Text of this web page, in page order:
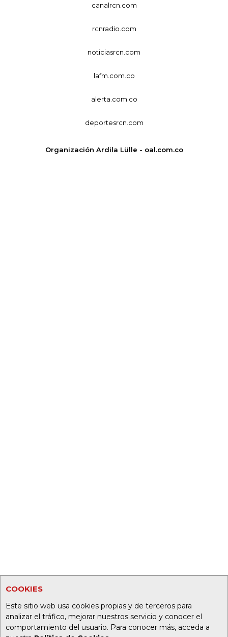
COOKIES
Este sitio web usa cookies propias y de terceros para
analizar el tráfico, mejorar nuestros servicio y conocer el
comportamiento del usuario. Para conocer más, acceda a
canalrcn.com
rcnradio.com
noticiasrcn.com
lafm.com.co
alerta.com.co
deportesrcn.com
Organización Ardila Lülle - oal.com.co